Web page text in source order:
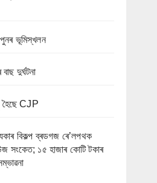
পুনৰ ভূমিস্খলন
দুৰ্ঘটনা
CJP
বিকল্প ব্ৰডগজ ৰে’লপথক
সংকেত; ১৫ হাজাৰ কোটি টকাৰ